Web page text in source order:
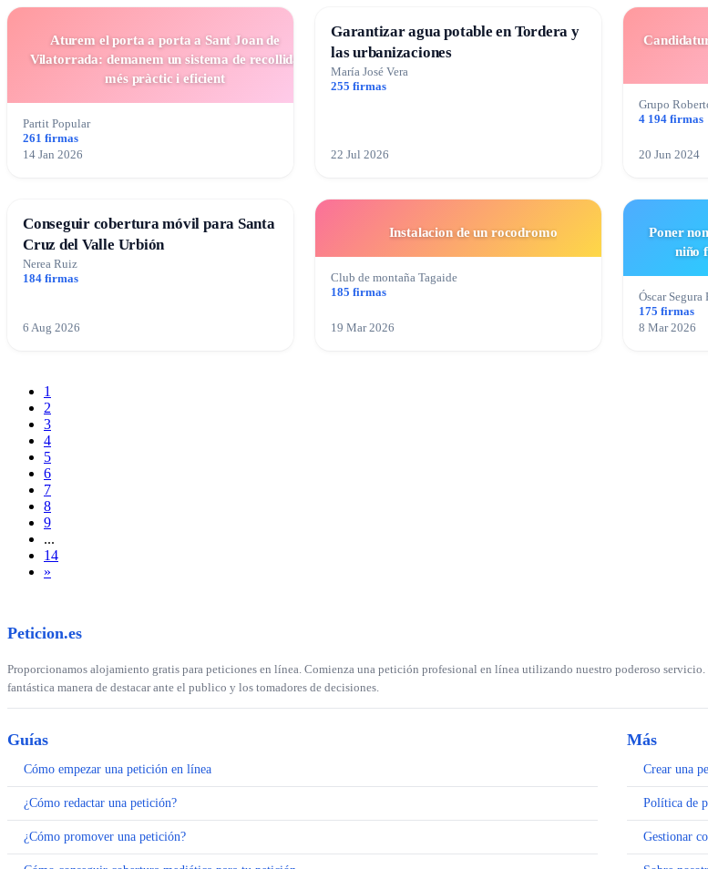
Aturem el porta a porta a Sant Joan de
Vilatorrada: demanem un sistema de recollida
més pràctic i eficient
Partit Popular
261 firmas
14 Jan 2026
Garantizar agua potable en Tordera y
las urbanizaciones
María José Vera
255 firmas
22 Jul 2026
Grupo
4 194 firmas
20 Jun 2024
Conseguir cobertura móvil para Santa
Cruz del Valle Urbión
Nerea Ruiz
184 firmas
6 Aug 2026
Instalacion de un rocodromo
Club de montaña Tagaide
185 firmas
19 Mar 2026
Poner
niño
Óscar Segura
175 firmas
8 Mar 2026
1
2
3
4
5
6
7
8
9
...
14
»
Peticion.es
Proporcionamos alojamiento gratis para peticiones en línea. Comienza una petición profesional en línea utilizando nuestro poderoso
fantástica manera de destacar ante el publico y los tomadores de decisiones.
Guías
Cómo empezar una petición en línea
¿Cómo redactar una petición?
¿Cómo promover una petición?
Más
Crear una
Política de
Gestionar